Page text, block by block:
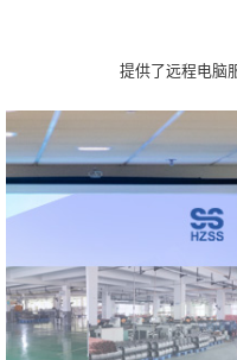
提供了远程电脑